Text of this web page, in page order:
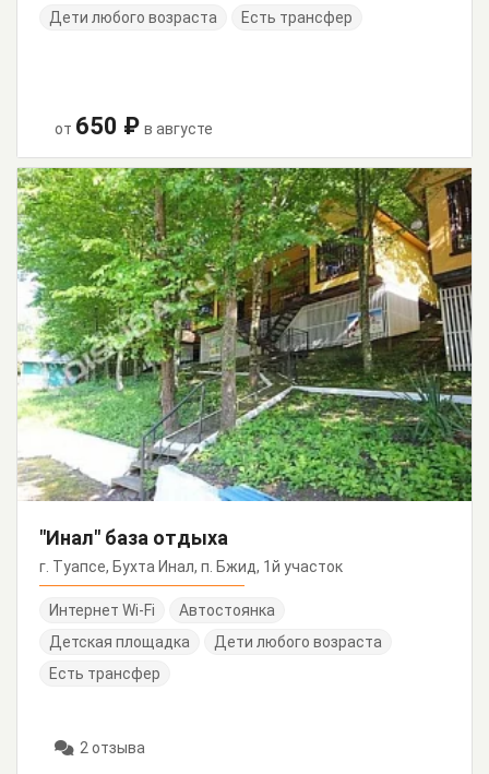
Дети любого возраста
Есть трансфер
от 650 ₽ в августе
"Инал" база отдыха
г. Туапсе, Бухта Инал, п. Бжид, 1й участок
Интернет Wi-Fi
Автостоянка
Детская площадка
Дети любого возраста
Есть трансфер
2 отзыва